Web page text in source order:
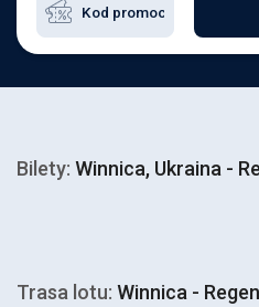
Bilety: Winnica, Ukraina -
Trasa lotu: Winnica -